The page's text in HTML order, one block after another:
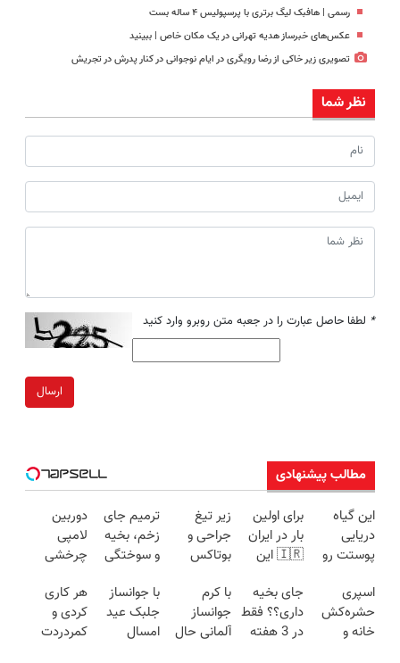
رسمی | هافبک لیگ برتری با پرسپولیس ۴ ساله بست
عکس‌های خبرساز هدیه تهرانی در یک مکان خاص | ببینید
تصویری زیر خاکی از رضا رویگری در ایام نوجوانی در کنار پدرش در تجریش
نظر شما
* لطفا حاصل عبارت را در جعبه متن روبرو وارد کنید
ارسال
مطالب پیشنهادی
این گیاه
دریایی
پوستت رو
میکنه
انگار20سال
جوون شدی
برای اولین
بار در ایران
🇮🇷 این
ترمیم کننده
23 روزه
ساخت!
زیر تیغ
جراحی و
بوتاکس
ضدچروک
جلبک
با40%تخفیف
ترمیم جای
زخم، بخیه
و سوختگی
هفته!!😍
دوربین
لامپی
چرخشی
فقط امروز
حراج شد🔥
پرداخت
اسپری
حشره‌کش
خانه و
جای بخیه
داری؟؟ فقط
در 3 هفته
با کرم
جوانساز
آلمانی حال
با جوانساز
جلبک عید
امسال
هر کاری
کردی و
کمردردت